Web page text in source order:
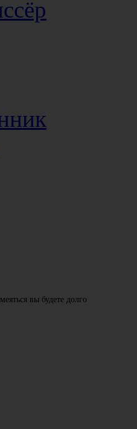
вы будете долго